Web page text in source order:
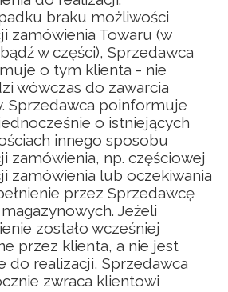
braku możliwości
zamówienia Towaru (w
w części), Sprzedawca
o tym klienta - nie
wówczas do zawarcia
Sprzedawca poinformuje
o istniejących
innego sposobu
zamówienia, np. częściowej
zamówienia lub oczekiwania
przez Sprzedawcę
Jeżeli
zostało wcześniej
przez klienta, a nie jest
do realizacji, Sprzedawca
zwraca klientowi